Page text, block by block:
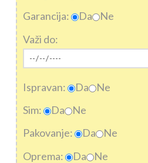
Garancija:
Da
Ne
Važi do:
Ispravan: Da
Ne
Sim:
Da
Ne
Pakovanje:
Da
Ne
Oprema:
Da Ne